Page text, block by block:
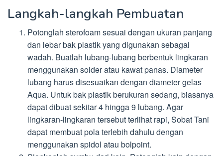
Langkah-langkah Pembuatan
Potonglah sterofoam sesuai dengan ukuran panjang
dan lebar bak plastik yang digunakan sebagai
wadah. Buatlah lubang-lubang berbentuk lingkaran
menggunakan solder atau kawat panas. Diameter
lubang harus disesuaikan dengan diameter gelas
Aqua. Untuk bak plastik berukuran sedang, biasanya
dapat dibuat sekitar 4 hingga 9 lubang. Agar
lingkaran-lingkaran tersebut terlihat rapi, Sobat Tani
dapat membuat pola terlebih dahulu dengan
menggunakan spidol atau bolpoint.